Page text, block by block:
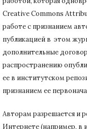
Creative Commons
работе с признанием
публикацией в этом
дополнительные
распространению
ее в институтском
признанием ее
Авторам разрешается и
Интернете (например, в